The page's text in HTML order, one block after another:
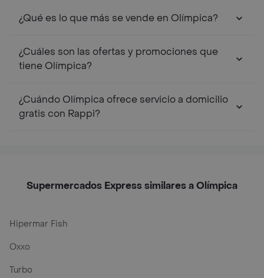
¿Qué es lo que más se vende en Olímpica?
¿Cuáles son las ofertas y promociones que
tiene Olímpica?
¿Cuándo Olímpica ofrece servicio a domicilio
gratis con Rappi?
Supermercados Express similares a Olímpica
Hipermar Fish
Oxxo
Turbo